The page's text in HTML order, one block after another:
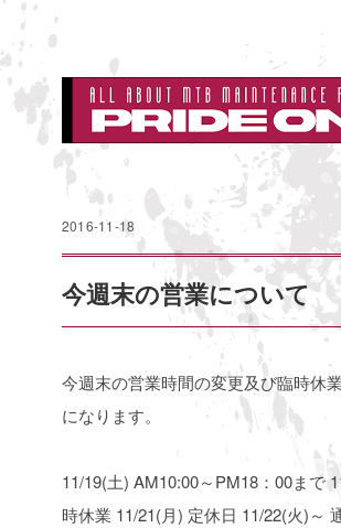
2016-11-18
今週末の営業について
今週末の営業時間の変更及び臨時休
になります。
11/19(土) AM10:00～PM18：00まで
時休業 11/21(月) 定休日 11/22(火)～